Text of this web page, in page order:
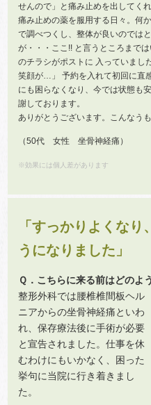
せんので」と痛み止めを出してく
痛み止めの薬を服用する日々。何
で調べつくし、整体が良いのでは
が・・・ここ!! と言うところまで
のチラシがポストに 入っていまし
笑顔が…」 予約を入れて初回に直
にも困らなくなり、今では状態も
謝しております。
ありがとうございます。こんなう
（50代 女性 坐骨神経痛）
※効果には個人差があります
「すっかりよくな
うになりました」
Ｑ．こちらに来る前はどのよ
整形外科では腰椎椎間板ヘル
ニアからの坐骨神経痛といわ
れ、保存療法後に手術が必要
と宣告されました。仕事を休
むわけにもいかなく、困った
挙句に当院に行き着きまし
た。